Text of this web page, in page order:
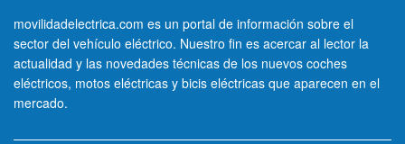
movilidadelectrica.com es un portal de información sobre el
sector del vehículo eléctrico. Nuestro fin es acercar al lector la
actualidad y las novedades técnicas de los nuevos coches
eléctricos, motos eléctricas y bicis eléctricas que aparecen en el
mercado.